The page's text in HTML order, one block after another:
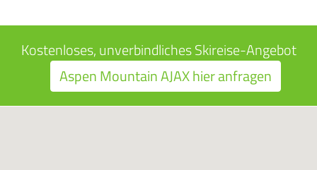
Kostenloses, unverbindliches Skireise-Angebot
Aspen Mountain AJAX hier anfragen